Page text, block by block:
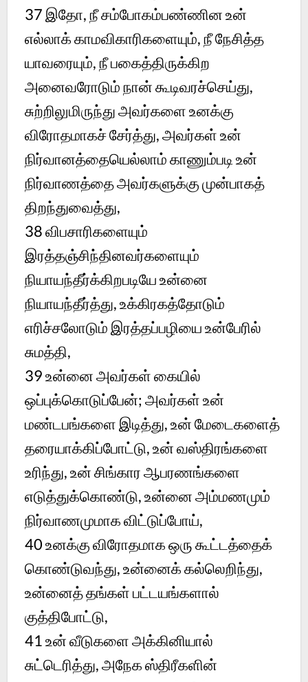
37 இதோ, நீ சம்போகம்பண்ணின உன்
எல்லாக் காமவிகாரிகளையும், நீ நேசித்த
யாவரையும், நீ பகைத்திருக்கிற
அனைவரோடும் நான் கூடிவரச்செய்து,
சுற்றிலுமிருந்து அவர்களை உனக்கு
விரோதமாகச் சேர்த்து, அவர்கள் உன்
நிர்வானத்தையெல்லாம் காணும்படி உன்
நிர்வாணத்தை அவர்களுக்கு முன்பாகத்
திறந்துவைத்து,
38 விபசாரிகளையும்
இரத்தஞ்சிந்தினவர்களையும்
நியாயந்தீர்க்கிறபடியே உன்னை
நியாயந்தீர்த்து, உக்கிரகத்தோடும்
எரிச்சலோடும் இரத்தப்பழியை உன்பேரில்
சுமத்தி,
39 உன்னை அவர்கள் கையில்
ஒப்புக்கொடுப்பேன்; அவர்கள் உன்
மண்டபங்களை இடித்து, உன் மேடைகளைத்
தரையாக்கிப்போட்டு, உன் வஸ்திரங்களை
உரிந்து, உன் சிங்கார ஆபரணங்களை
எடுத்துக்கொண்டு, உன்னை அம்மணமும்
நிர்வாணமுமாக விட்டுப்போய்,
40 உனக்கு விரோதமாக ஒரு கூட்டத்தைக்
கொண்டுவந்து, உன்னைக் கல்லெறிந்து,
உன்னைத் தங்கள் பட்டயங்களால்
குத்திபோட்டு,
41 உன் வீடுகளை அக்கினியால்
சுட்டெரித்து, அநேக ஸ்திரீகளின்